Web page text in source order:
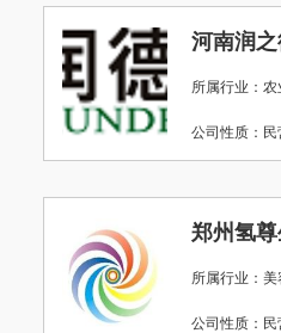
河南润
所属行业：农
公司性质
郑州氢
所属行业：
公司性质